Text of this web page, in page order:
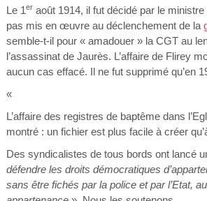
Le 1eraoût 1914, il fut décidé par le ministre
pas mis en œuvre au déclenchement de la
semble-t-il pour « amadouer » la CGT au
l’assassinat de Jaurès. L’affaire de Flirey
aucun cas effacé. Il ne fut supprimé qu’en
«
L’affaire des registres de baptême dans
montré : un fichier est plus facile à créer
Des syndicalistes de tous bords ont lancé
défendre les droits démocratiques
sans être fichés par la police et par l’Etat,